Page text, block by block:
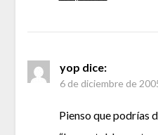
yop dice:
6 de diciembre de
Pienso que podrías